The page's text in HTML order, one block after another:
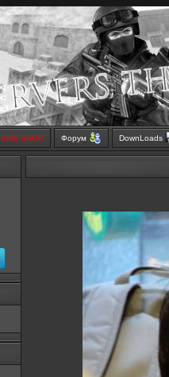
SMS SHOP Форум DownLoads